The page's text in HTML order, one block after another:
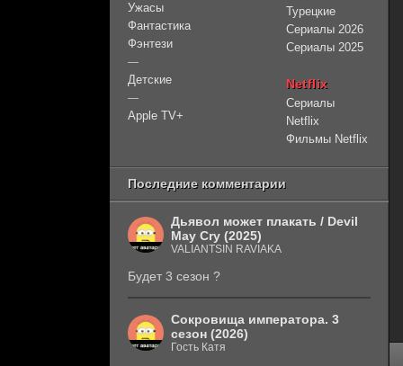
Ужасы
Фантастика
Фэнтези
—
Детские
—
Apple TV+
Турецкие
Сериалы 2026
Сериалы 2025
Netflix
Сериалы
Netflix
Фильмы Netflix
Последние комментарии
Дьявол может плакать / Devil
May Cry (2025)
VALIANTSIN RAVIAKA
Будет 3 сезон ?
Сокровища императора. 3
сезон (2026)
Гость Катя